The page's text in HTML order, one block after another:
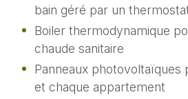
bain géré par un
Boiler thermodynamique
chaude sanitaire
Panneaux photovoltaïques
et chaque appartement